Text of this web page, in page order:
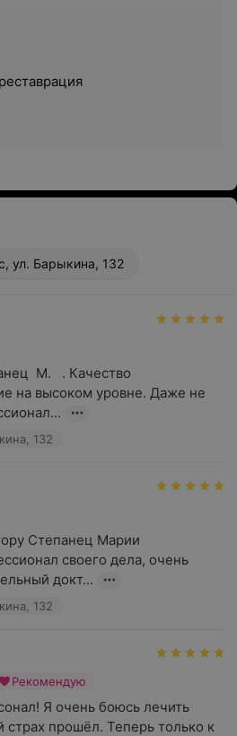
ул. Барыкина, 132
М.   . Качество
на высоком уровне. Даже не
132
Степанец Марии
своего дела, очень
докт...
132
Рекомендую
Я очень боюсь лечить
прошёл. Теперь только к